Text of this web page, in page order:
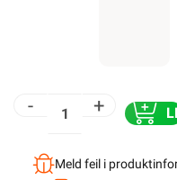
- +
Meld feil i